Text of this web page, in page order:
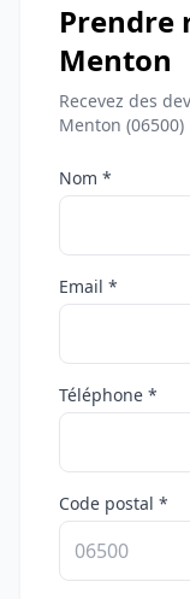
Prendre
Menton
Recevez des
Menton (06500)
Nom *
Email *
Téléphone *
Code postal *